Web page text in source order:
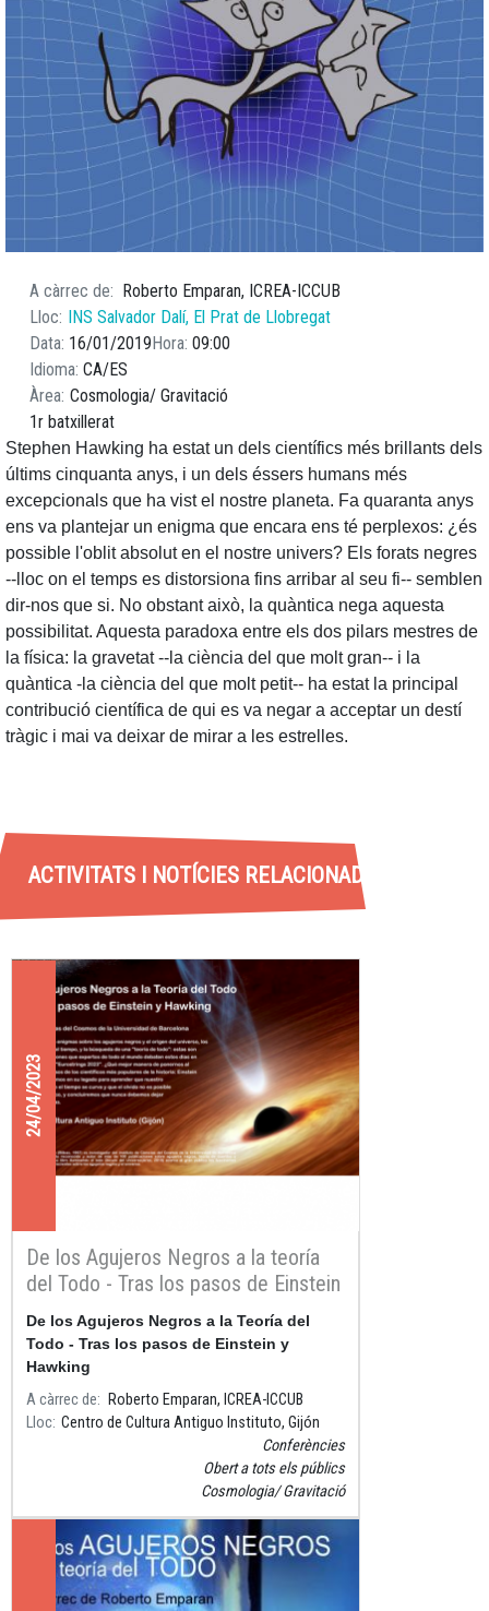
A càrrec de
Roberto Emparan, ICREA-ICCUB
Lloc
INS Salvador Dalí, El Prat de Llobregat
Data 16/01/2019 Hora 09:00
Idioma CA ES
Àrea Cosmologia Gravitació
1r batxillerat
Stephen Hawking ha estat un dels científics més brillants dels
últims cinquanta anys, i un dels éssers humans més
excepcionals que ha vist el nostre planeta. Fa quaranta anys
ens va plantejar un enigma que encara ens té perplexos: ¿és
possible l'oblit absolut en el nostre univers? Els forats negres
--lloc on el temps es distorsiona fins arribar al seu fi-- semblen
dir-nos que si. No obstant això, la quàntica nega aquesta
possibilitat. Aquesta paradoxa entre els dos pilars mestres de
la física: la gravetat --la ciència del que molt gran-- i la
quàntica -la ciència del que molt petit-- ha estat la principal
contribució científica de qui es va negar a acceptar un destí
tràgic i mai va deixar de mirar a les estrelles.
ACTIVITATS I NOTÍCIES RELACIONADES
24/04/2023
De los Agujeros Negros a la teoría
del Todo - Tras los pasos de Einstein
y Hawking a Eurostrings 2023
De los Agujeros Negros a la Teoría del
Todo - Tras los pasos de Einstein y
Hawking
A càrrec de
Roberto Emparan, ICREA-ICCUB
Lloc Centro de Cultura Antiguo Instituto, Gijón
Conferències
Obert a tots els públics
Cosmologia Gravitació